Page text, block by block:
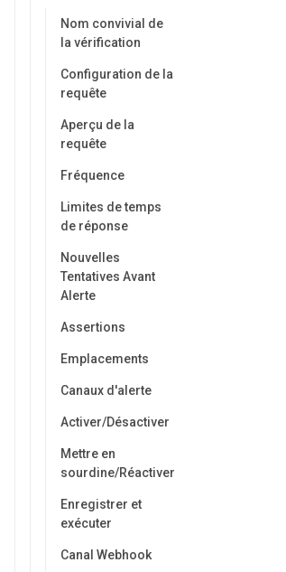
Nom convivial de
la vérification
Configuration de la
requête
Aperçu de la
requête
Fréquence
Limites de temps
de réponse
Nouvelles
Tentatives Avant
Alerte
Assertions
Emplacements
Canaux d'alerte
Activer/Désactiver
Mettre en
sourdine/Réactiver
Enregistrer et
exécuter
Canal Webhook